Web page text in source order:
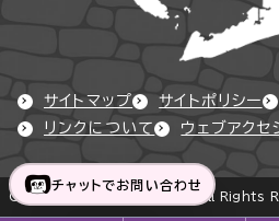
サイトマップ サイトポリシー
リンクについて
ウェブアクセ
Copyright © Okazaki City All Rights
チャットでお問い合わせ